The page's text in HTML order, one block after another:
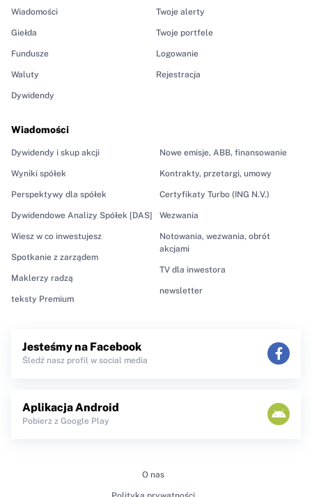
Wiadomości
Giełda
Fundusze
Waluty
Dywidendy
Wiadomości
Dywidendy i skup akcji
Wyniki spółek
Perspektywy dla spółek
Dywidendowe Analizy Spółek [DAS]
Wiesz w co inwestujesz
Spotkanie z zarządem
Maklerzy radzą
teksty Premium
Nowe emisje, ABB, finansowanie
Kontrakty, przetargi, umowy
Certyfikaty Turbo (ING N.V.)
Wezwania
Notowania, wezwania, obrót
akcjami
TV dla inwestora
newsletter
Twoje alerty
Twoje portfele
Logowanie
Rejestracja
Jesteśmy na Facebook
Śledź nasz profil w social media
Aplikacja Android
Pobierz z Google Play
O nas